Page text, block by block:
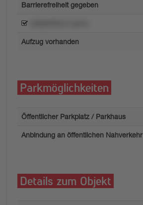
Barrierefreiheit gegeben
Aufzug vorhanden
Parkmöglichkeiten
Öffentlicher Parkplatz / Parkhaus
Anbindung an öffentlichen Nahverkehr
Details zum Objekt